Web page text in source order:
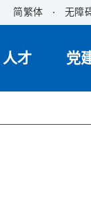
简繁体 无障
人才 党